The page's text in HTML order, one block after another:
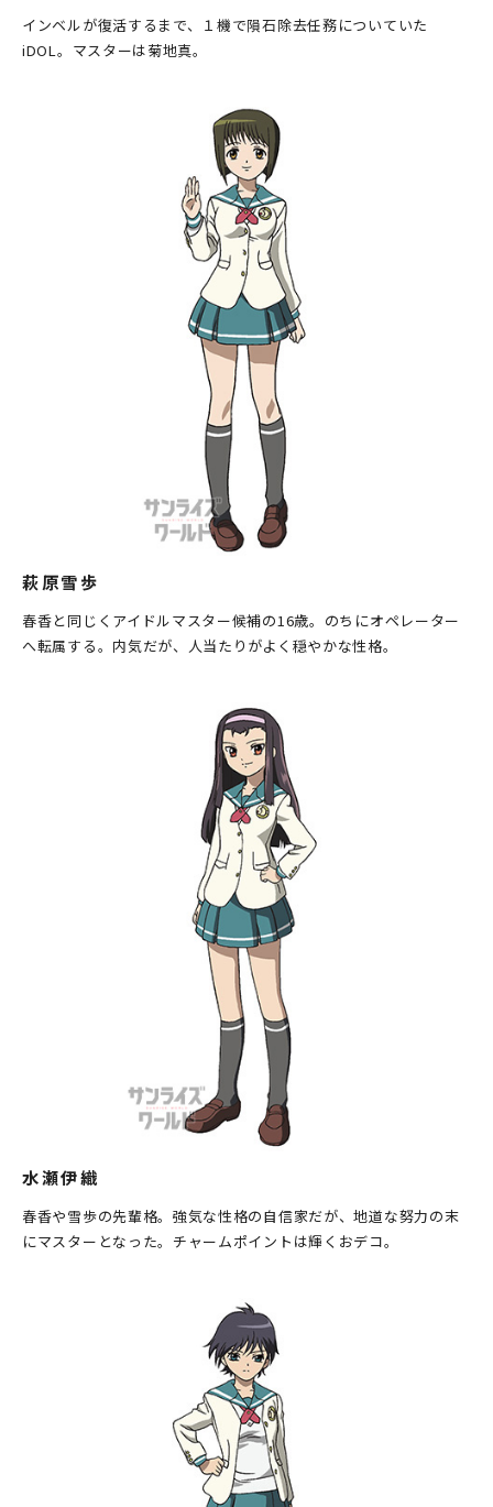
インベルが復活するまで、１機で隕石除去任務についていた
iDOL。マスターは菊地真。
萩原雪歩
春香と同じくアイドルマスター候補の16歳。のちにオペレーター
へ転属する。内気だが、人当たりがよく穏やかな性格。
水瀬伊織
春香や雪歩の先輩格。強気な性格の自信家だが、地道な努力の末
にマスターとなった。チャームポイントは輝くおデコ。